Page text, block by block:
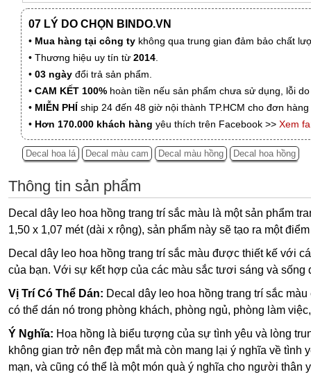
07 LÝ DO CHỌN BINDO.VN
• Mua hàng tại công ty không qua trung gian đảm bảo chất
• Thương hiệu uy tín từ 2014.
• 03 ngày đổi trả sản phẩm.
• CAM KẾT 100% hoàn tiền nếu sản phẩm chưa sử dụng, lỗi
• MIỄN PHÍ ship 24 đến 48 giờ nội thành TP.HCM cho đơn
• Hơn 170.000 khách hàng yêu thích trên Facebook >> Xem
Decal hoa lá Decal màu cam Decal màu hồng Decal hoa hồng
Thông tin sản phẩm
Decal dây leo hoa hồng trang trí sắc màu là một sản phẩm
1,50 x 1,07 mét (dài x rộng), sản phẩm này sẽ tạo ra một
Decal dây leo hoa hồng trang trí sắc màu được thiết kế với
của bạn. Với sự kết hợp của các màu sắc tươi sáng và
Vị Trí Có Thể Dán: Decal dây leo hoa hồng trang trí sắc
có thể dán nó trong phòng khách, phòng ngủ, phòng làm
Ý Nghĩa: Hoa hồng là biểu tượng của sự tình yêu và lòng
không gian trở nên đẹp mắt mà còn mang lại ý nghĩa về
mạn, và cũng có thể là một món quà ý nghĩa cho người thân